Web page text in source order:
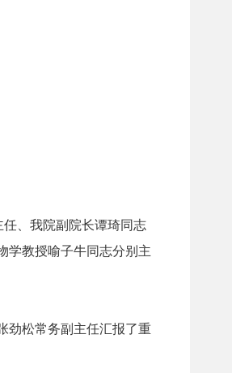
、我院副院长谭琦同志
学教授喻子牛同志分别主
劲松常务副主任汇报了重